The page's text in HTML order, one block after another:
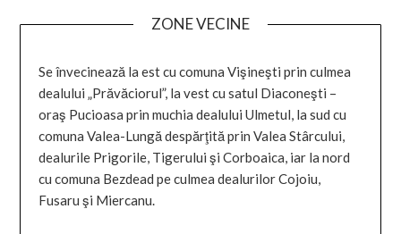
ZONE VECINE
Se învecinează la est cu comuna Vişineşti prin culmea
dealului „Prăvăciorul”, la vest cu satul Diaconeşti –
oraş Pucioasa prin muchia dealului Ulmetul, la sud cu
comuna Valea-Lungă despărţită prin Valea Stârcului,
dealurile Prigorile, Tigerului şi Corboaica, iar la nord
cu comuna Bezdead pe culmea dealurilor Cojoiu,
Fusaru şi Miercanu.